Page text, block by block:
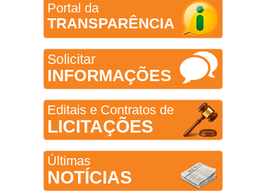
Portal da
TRANSPARÊNCIA
Solicitar
INFORMAÇÕES
Editais e Contratos de
LICITAÇÕES
Últimas
NOTÍCIAS